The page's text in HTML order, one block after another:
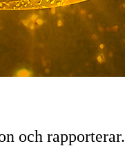
och